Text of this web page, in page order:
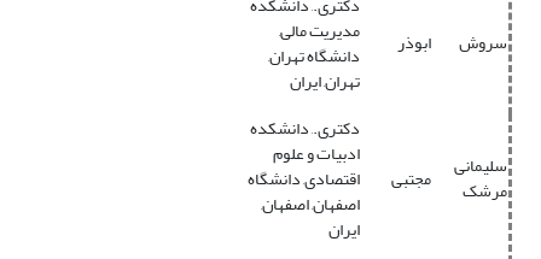
سروش ابوذر مدیریت مالی,
دانشگاه تهران,
تهران, ایران
سلیمانی
مرشک مجتبی
دکتری., دانشکده
ادبیات و علوم
اقتصادی, دانشگاه
اصفهان, اصفهان,
ایران